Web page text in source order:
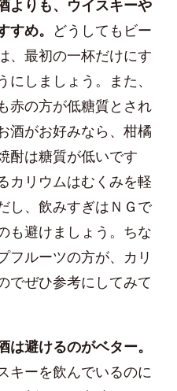
よりも、ウイスキーや
め。 どうしてもビー
、最初の一杯だけにす
しましょう。また、
赤の方が低糖質とされ
酒がお好みなら、柑橘
酎は糖質が低いです
カリウムはむくみを軽
し、飲みすぎはＮＧで
も避けましょう。ちな
フルーツの方が、カリ
でぜひ参考にしてみて
は避けるのがベター。
キーを飲んでいるのに